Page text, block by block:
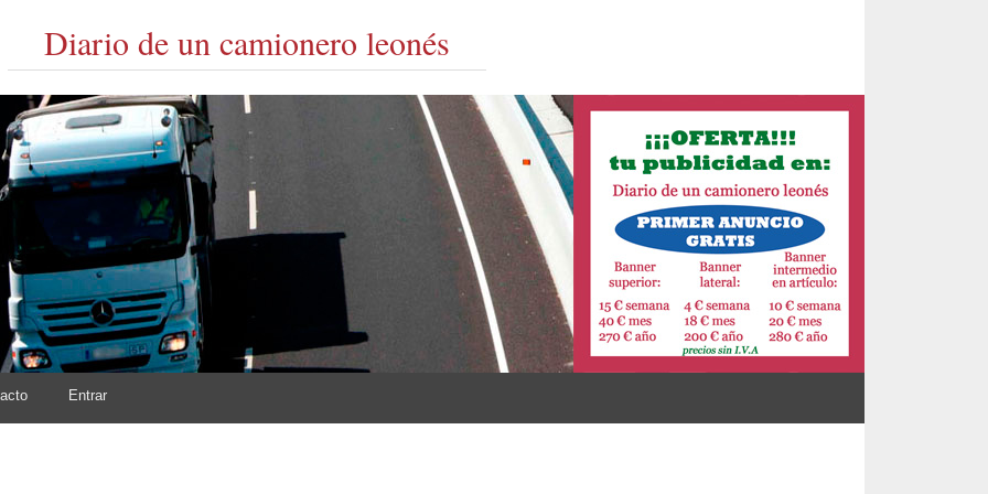
Diario de un camionero leonés
Entrar